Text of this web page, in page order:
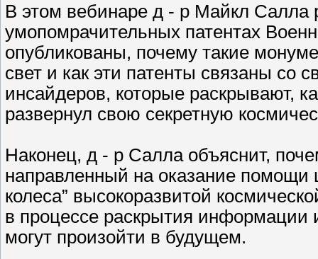
В этом вебинаре д - р Майкл Салла
умопомрачительных патентах
опубликованы, почему такие
свет и как эти патенты связаны со
инсайдеров, которые раскрывают,
развернул свою секретную
Наконец, д - р Салла объяснит,
направленный на оказание помощи
колеса” высокоразвитой
в процессе раскрытия информации
могут произойти в будущем.